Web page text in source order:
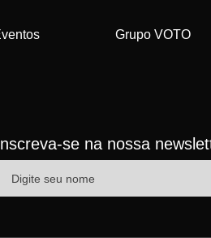
Grupo VOTO
se na nossa